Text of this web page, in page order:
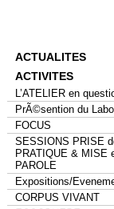
ACTUALITES
ACTIVITES
L’ATELIER en
PrÃ©sention du
FOCUS
SESSIONS PRISE
PRATIQUE & MISE
PAROLE
Expositions/
CORPUS VIVANT